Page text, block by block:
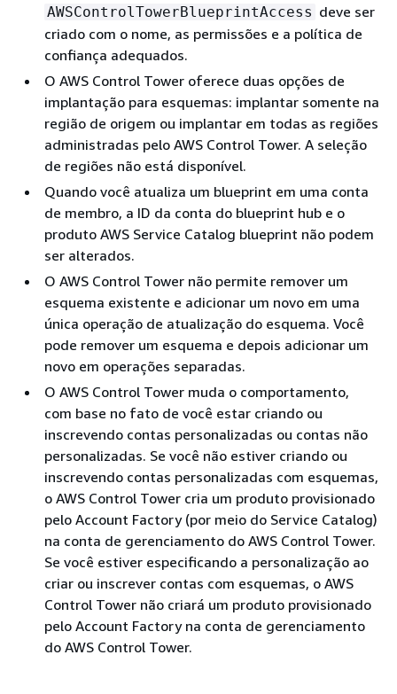
AWSControlTowerBlueprintAccess deve ser
criado com o nome, as permissões e a política de
confiança adequados.
O AWS Control Tower oferece duas opções de
implantação para esquemas: implantar somente na
região de origem ou implantar em todas as regiões
administradas pelo AWS Control Tower. A seleção
de regiões não está disponível.
Quando você atualiza um blueprint em uma conta
de membro, a ID da conta do blueprint hub e o
produto AWS Service Catalog blueprint não podem
ser alterados.
O AWS Control Tower não permite remover um
esquema existente e adicionar um novo em uma
única operação de atualização do esquema. Você
pode remover um esquema e depois adicionar um
novo em operações separadas.
O AWS Control Tower muda o comportamento,
com base no fato de você estar criando ou
inscrevendo contas personalizadas ou contas não
personalizadas. Se você não estiver criando ou
inscrevendo contas personalizadas com esquemas,
o AWS Control Tower cria um produto provisionado
pelo Account Factory (por meio do Service Catalog)
na conta de gerenciamento do AWS Control Tower.
Se você estiver especificando a personalização ao
criar ou inscrever contas com esquemas, o AWS
Control Tower não criará um produto provisionado
pelo Account Factory na conta de gerenciamento
do AWS Control Tower.